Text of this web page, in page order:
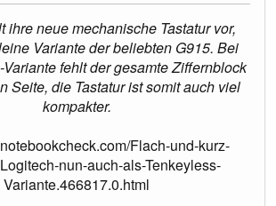
ihre neue mechanische Tastatur vor,
Variante der beliebten G915. Bei
Variante fehlt der gesamte Ziffernblock
Seite, die Tastatur ist somit auch viel
kompakter.
Flach-und-kurz-
nun-auch-als-Tenkeyless-
Variante.466817.0.html